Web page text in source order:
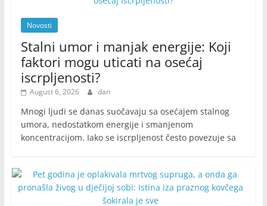
Novosti
Stalni umor i manjak energije: Koji
faktori mogu uticati na osećaj
iscrpljenosti?
August 6, 2026 dan
Mnogi ljudi se danas suočavaju sa osećajem stalnog
umora, nedostatkom energije i smanjenom
koncentracijom. Iako se iscrpljenost često povezuje sa